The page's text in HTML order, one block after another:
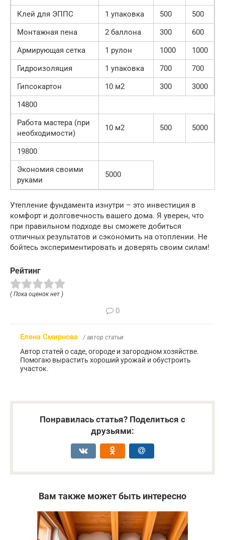
Клей для ЭППС
1 упаковка 500
500
Монтажная пена
2 баллона 300
600
Армирующая сетка
1 рулон 1000
1000
Гидроизоляция
1 упаковка 700
700
Гипсокартон
10 м2 300
3000
14800
Работа мастера (при
необходимости)
10 м2 500 5000
19800
Экономия своими
руками
5000
Утепление фундамента изнутри – это инвестиция в
комфорт и долговечность вашего дома. Я уверен, что
при правильном подходе вы сможете добиться
отличных результатов и сэкономить на отоплении. Не
бойтесь экспериментировать и доверять своим силам!
Рейтинг
( Пока оценок нет )
0
Елена Смирнова / автор статьи
Автор статей о саде, огороде и загородном хозяйстве.
Помогаю вырастить хороший урожай и обустроить
участок.
Понравилась статья? Поделиться с
друзьями:
Вам также может быть интересно